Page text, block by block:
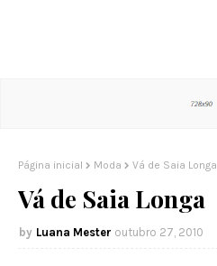
Página inicial Moda Vá de Saia Longa
Vá de Saia Longa
Luana Mester outubro 27, 2010